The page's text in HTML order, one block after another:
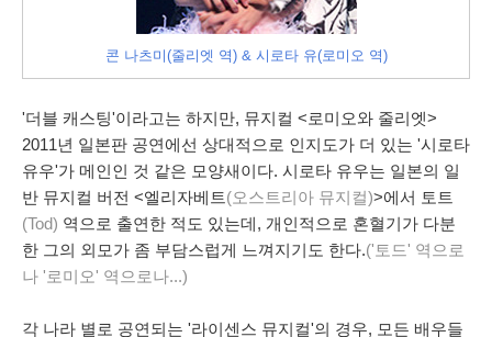
콘 나츠미(줄리엣 역) & 시로타 유(로미오 역)
'더블 캐스팅'이라고는 하지만, 뮤지컬 <로미오와 줄리엣>
2011년 일본판 공연에선 상대적으로 인지도가 더 있는 '시로타
유우'가 메인인 것 같은 모양새이다. 시로타 유우는 일본의 일
반 뮤지컬 버전 <엘리자베트(오스트리아 뮤지컬)>에서 토트
(Tod) 역으로 출연한 적도 있는데, 개인적으로 혼혈기가 다분
한 그의 외모가 좀 부담스럽게 느껴지기도 한다.('토드' 역으로
나 '로미오' 역으로나...)
각 나라 별로 공연되는 '라이센스 뮤지컬'의 경우, 모든 배우들